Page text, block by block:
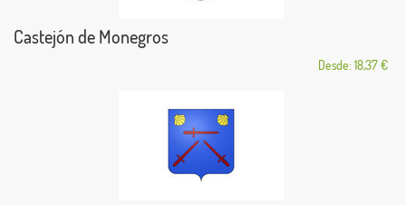
Castejón de Monegros
Desde: 18,37 €